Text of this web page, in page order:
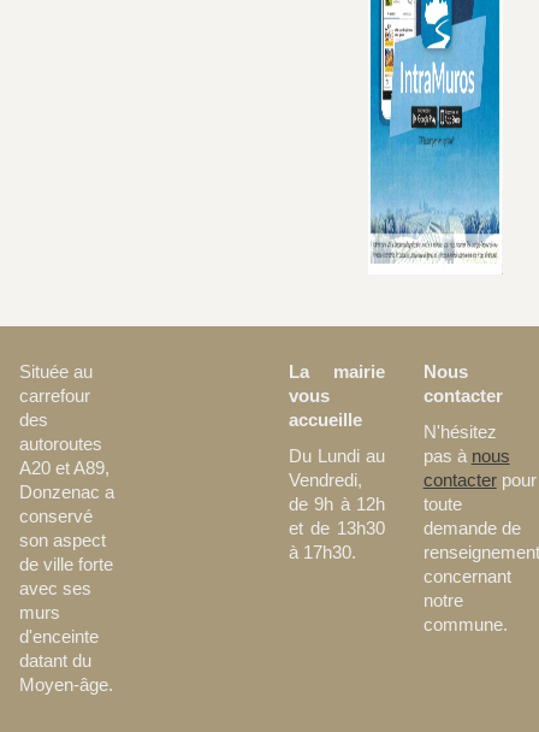
Située au
carrefour
des
autoroutes
A20 et A89,
Donzenac a
conservé
son aspect
de ville forte
avec ses
murs
d'enceinte
datant du
Moyen-âge.
La mairie
vous
accueille
Du Lundi au
Vendredi,
de 9h à 12h
et de 13h30
à 17h30.
Nous
contacter
N'hésitez
pas à nous
contacterpour
toute
demande de
renseignement
concernant
notre
commune.